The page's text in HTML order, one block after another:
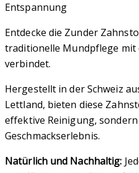
Entspannung
Entdecke die Zunder
traditionelle Mundpflege mit
verbindet.
Hergestellt in der Schweiz
Lettland, bieten diese
effektive Reinigung,
Geschmackserlebnis.
Natürlich und Nachhaltig: